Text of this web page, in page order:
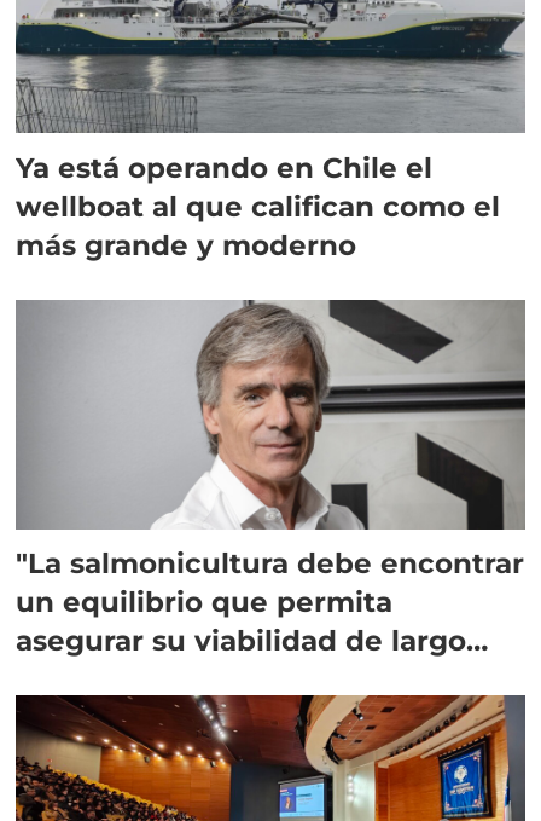
Ya está operando en Chile el
wellboat al que califican como el
más grande y moderno
"La salmonicultura debe encontrar
un equilibrio que permita
asegurar su viabilidad de largo